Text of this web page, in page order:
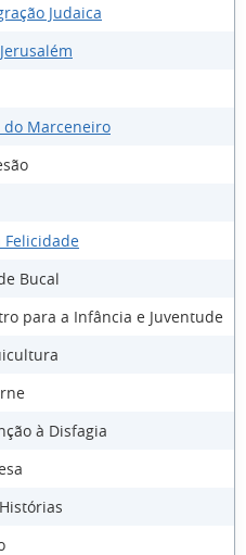
Judaica
Marceneiro
Bucal
para a Infância e Juventude
à Disfagia